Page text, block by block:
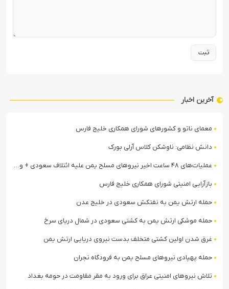
آخرین اخبار
معمای ناتو و کشورهای شورای همکاری خلیج فارس
دانش نظامی: ناوشکن کلاس آرلی بورک
عملیات‌های ۴۸ ساعت اخیر نیروهای مسلح یمن علیه ائتلاف سعودی + ویدیو
بازآرایی امنیتی شورای همکاری خلیج فارس
حمله ارتش یمن به نفتکش سعودی در خلیج عدن
حمله موشکی ارتش یمن به کشتی سعودی در شمال دریای سرخ
غرق شدن اولین کشتی متخلف بدست نیروی دریایی ارتش یمن
حمله پهپادی نیروهای مسلح یمن به فرودگاه نجران
تلاش نیروهای امنیتی عراق برای ورود به مقر مقاومت در حومه بغداد